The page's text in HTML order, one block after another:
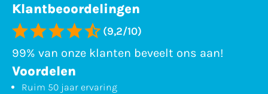
Klantbeoordelingen
(9,2/10)
99% van onze klanten beveelt ons aan!
Voordelen
Ruim 50 jaar ervaring